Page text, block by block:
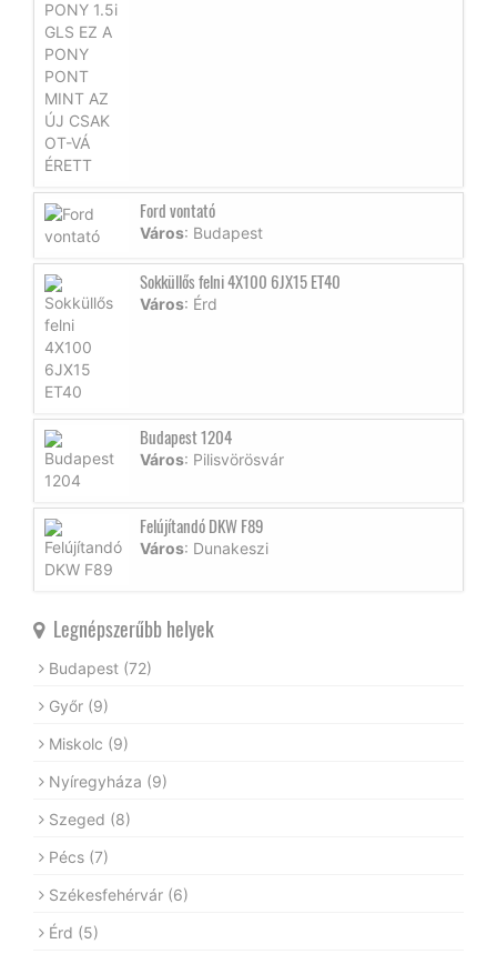
Ford vontató
Város: Budapest
Sokküllős felni 4X100 6JX15 ET40
Város: Érd
Budapest 1204
Város: Pilisvörösvár
Felújítandó DKW F89
Város: Dunakeszi
Legnépszerűbb helyek
Budapest (72)
Győr (9)
Miskolc (9)
Nyíregyháza (9)
Szeged (8)
Pécs (7)
Székesfehérvár (6)
Érd (5)